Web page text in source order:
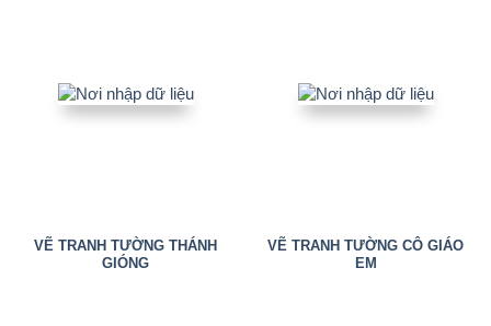
VẼ TRANH TƯỜNG THÁNH
GIÓNG
VẼ TRANH TƯỜNG CÔ GIÁO
EM